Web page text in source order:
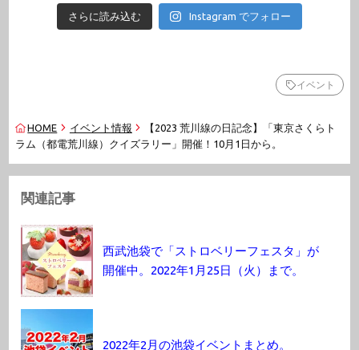
さらに読み込む Instagram でフォロー
イベント
HOME イベント情報
【2023 荒川線の日記念】「東京さくらト
ラム（都電荒川線）クイズラリー」開催！10月1日から。
関連記事
西武池袋で「ストロベリーフェスタ」が
開催中。2022年1月25日（火）まで。
2022年2月の池袋イベントまとめ。